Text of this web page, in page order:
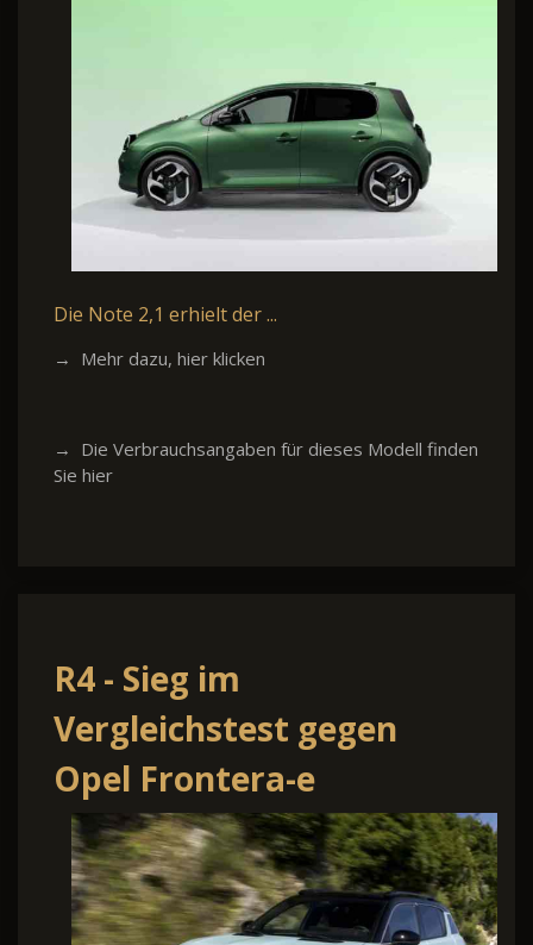
Die Note 2,1 erhielt der ...
→ Mehr dazu, hier klicken
→ Die Verbrauchsangaben für dieses Modell finden
Sie hier
R4 - Sieg im
Vergleichstest gegen
Opel Frontera-e